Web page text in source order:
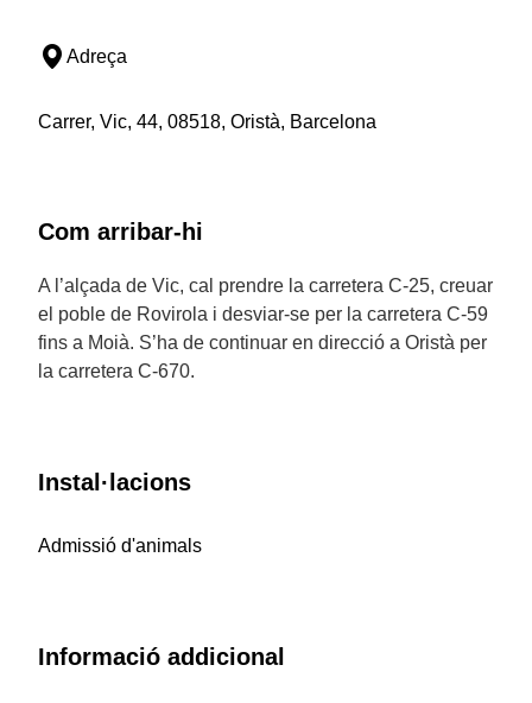
Adreça
Carrer, Vic, 44, 08518, Oristà, Barcelona
Com arribar-hi
A l’alçada de Vic, cal prendre la carretera C-25, creuar
el poble de Rovirola i desviar-se per la carretera C-59
fins a Moià. S’ha de continuar en direcció a Oristà per
la carretera C-670.
Instal·lacions
Admissió d'animals
Informació addicional